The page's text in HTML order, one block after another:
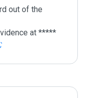
out of the
at *****